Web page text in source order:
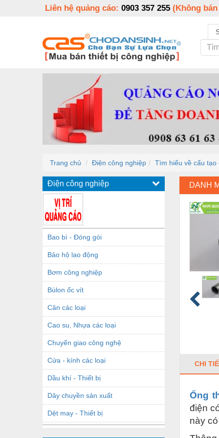
Liên hệ quảng cáo: 0903 357 255 (Không
Trang chủ Điện công nghiệp Tìm hiểu về cấu tạo
Điện công nghiệp
Bao bì - Đóng gói
Bảo hộ lao động
Bơm công nghiệp
Bùlon ốc vít
Cân các loại
Cao su, Nhựa các loại
Chuyển giao công nghệ
Cửa - kính các loại
Dầu khí - Thiết bị
Dây chuyền sản xuất
Dệt may - Thiết bị
DANH
CHI
Ống
điện
này